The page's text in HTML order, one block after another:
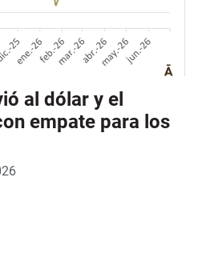
al dólar y el
empate para los